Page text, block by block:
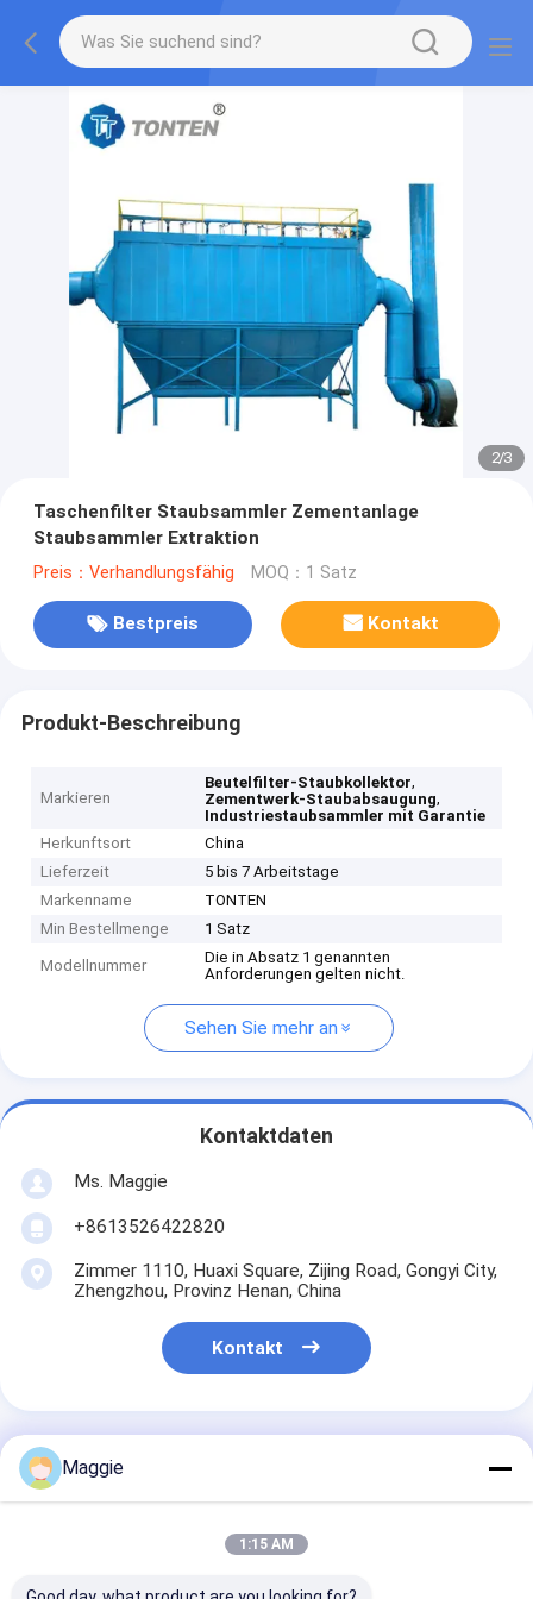
2/3
Taschenfilter Staubsammler Zementanlage
Staubsammler Extraktion
Preis：Verhandlungsfähig MOQ：1 Satz
Bestpreis Kontakt
Produkt-Beschreibung
Markieren
Beutelfilter-Staubkollektor,
Zementwerk-Staubabsaugung,
Industriestaubsammler mit Garantie
Herkunftsort
China
Lieferzeit
5 bis 7 Arbeitstage
Markenname
TONTEN
Min Bestellmenge
1 Satz
Modellnummer
Die in Absatz 1 genannten
Anforderungen gelten nicht.
Sehen Sie mehr an
Kontaktdaten
Ms. Maggie
+8613526422820
Zimmer 1110, Huaxi Square, Zijing Road, Gongyi City,
Zhengzhou, Provinz Henan, China
Kontakt
Erhalten Sie Den Besten Preis Für
Taschenfilter Staubsammler
Maggie
1:15 AM